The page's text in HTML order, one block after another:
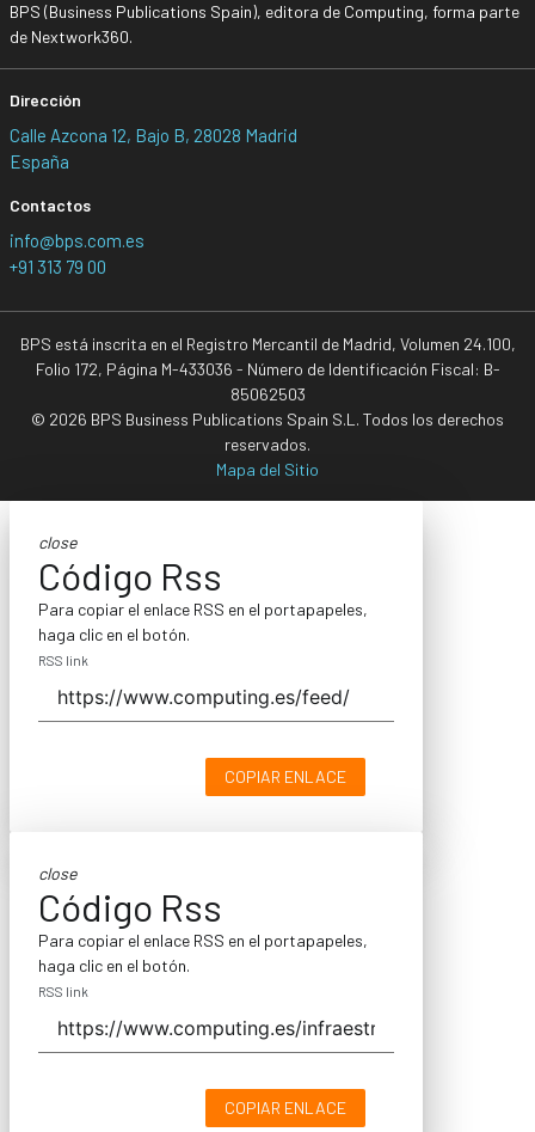
BPS (Business Publications Spain), editora de Computing, forma parte
de Nextwork360.
Dirección
Calle Azcona 12, Bajo B, 28028 Madrid
España
Contactos
info@bps.com.es
+91 313 79 00
BPS está inscrita en el Registro Mercantil de Madrid, Volumen 24.100,
Folio 172, Página M-433036 - Número de Identificación Fiscal: B-
85062503
© 2026 BPS Business Publications Spain S.L. Todos los derechos
reservados.
Mapa del Sitio
close
Código Rss
Para copiar el enlace RSS en el portapapeles,
haga clic en el botón.
RSS link
COPIAR ENLACE
close
Código Rss
Para copiar el enlace RSS en el portapapeles,
haga clic en el botón.
RSS link
COPIAR ENLACE